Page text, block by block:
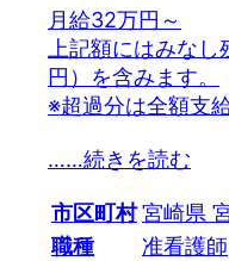
月給32万円～
上記額にはみな
円）を含みます。
※超過分は全額支
……続きを読む
市区町村宮崎県
職種
准看護師